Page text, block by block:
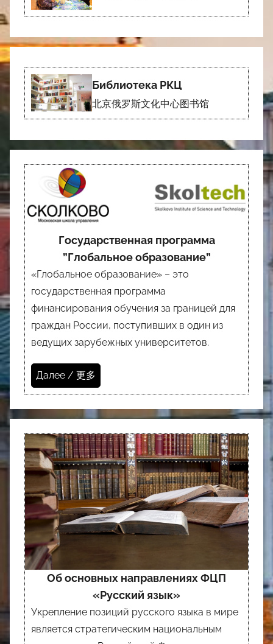
Библиотека РКЦ
北京俄罗斯文化中心图书馆
Государственная программа
”Глобальное образование”
«Глобальное образование» – это
государственная программа
финансирования обучения за границей для
граждан России, поступивших в один из
ведущих зарубежных университетов.
Далее / 更多
Об основных направлениях ФЦП
«Русский язык»
Укрепление позиций русского языка в мире
является стратегическим национальным